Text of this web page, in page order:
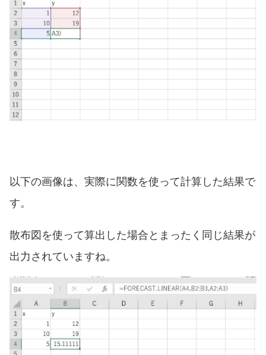
以下の画像は、実際に関数を使って計算した結果で
す。
散布図を使って算出した場合とまったく同じ結果が
出力されていますね。